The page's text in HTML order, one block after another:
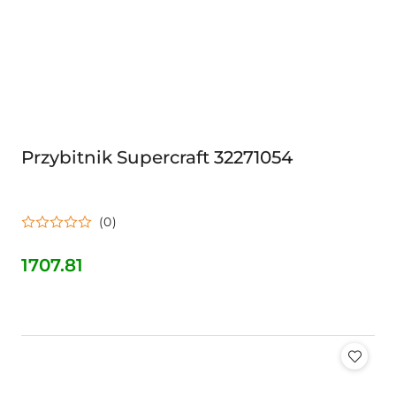
Przybitnik Supercraft 32271054
(0)
Cena:
1707.81